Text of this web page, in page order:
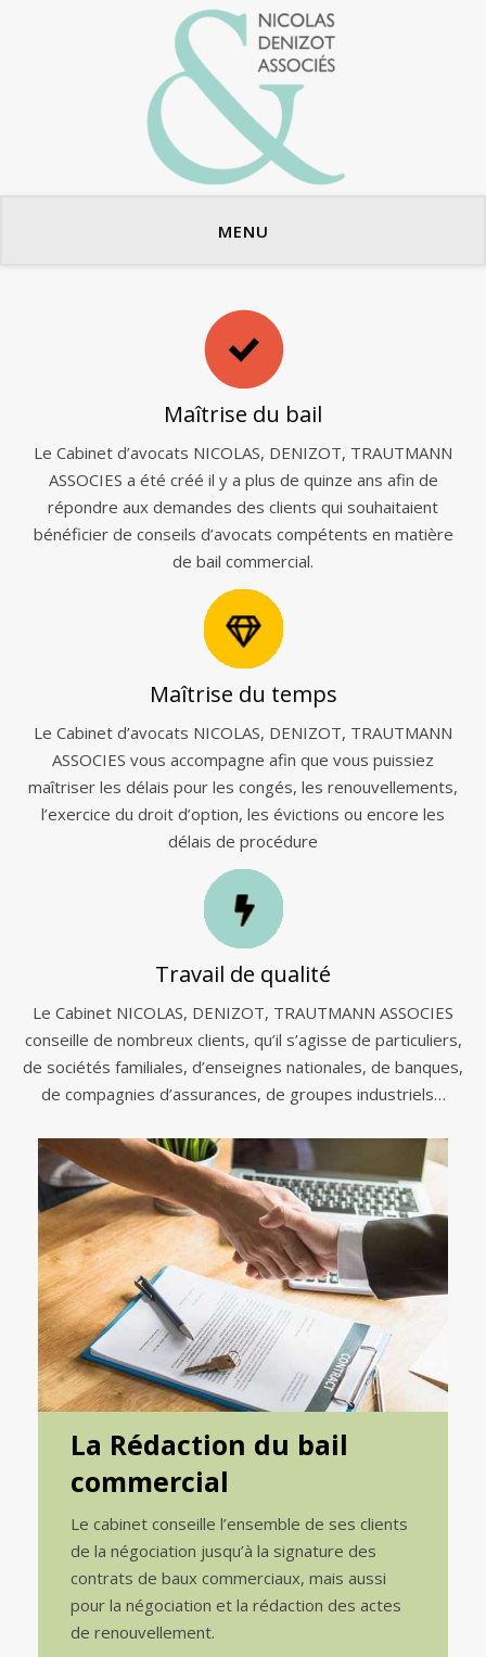
MENU
Maîtrise du bail
Le Cabinet d’avocats NICOLAS, DENIZOT, TRAUTMANN
ASSOCIES a été créé il y a plus de quinze ans afin de
répondre aux demandes des clients qui souhaitaient
bénéficier de conseils d’avocats compétents en matière
de bail commercial.
Maîtrise du temps
Le Cabinet d’avocats NICOLAS, DENIZOT, TRAUTMANN
ASSOCIES vous accompagne afin que vous puissiez
maîtriser les délais pour les congés, les renouvellements,
l’exercice du droit d’option, les évictions ou encore les
délais de procédure
Travail de qualité
Le Cabinet NICOLAS, DENIZOT, TRAUTMANN ASSOCIES
conseille de nombreux clients, qu’il s’agisse de particuliers,
de sociétés familiales, d’enseignes nationales, de banques,
de compagnies d’assurances, de groupes industriels…
La Rédaction du bail
commercial
Le cabinet conseille l’ensemble de ses clients
de la négociation jusqu’à la signature des
contrats de baux commerciaux, mais aussi
pour la négociation et la rédaction des actes
de renouvellement.